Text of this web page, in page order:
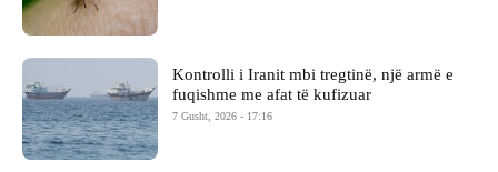
Kontrolli i Iranit mbi tregtinë, një armë e
fuqishme me afat të kufizuar
7 Gusht, 2026 - 17:16